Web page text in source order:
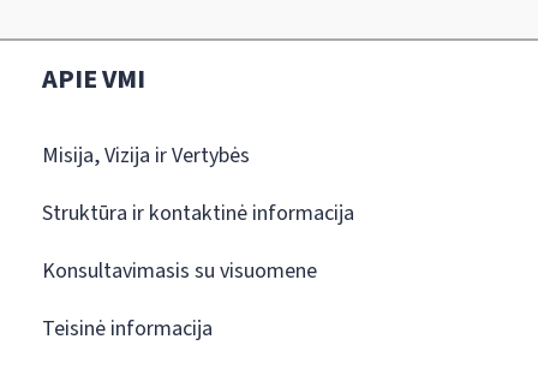
APIE VMI
Misija, Vizija ir Vertybės
Struktūra ir kontaktinė informacija
Konsultavimasis su visuomene
Teisinė informacija